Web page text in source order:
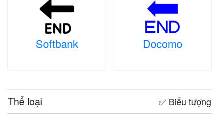
Softbank Docomo
Thể loại ✅ Biểu tượng